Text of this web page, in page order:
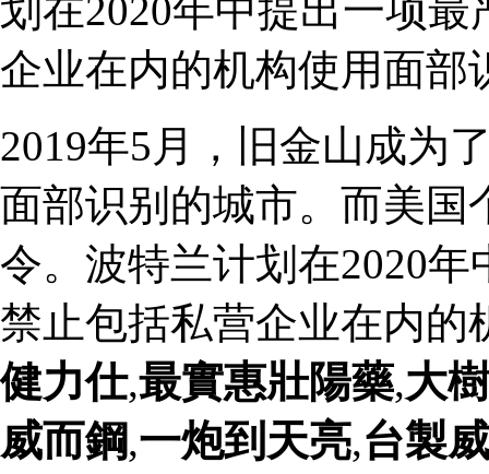
划在2020年中提出一项
企业在内的机构使用面部
2019年5月，旧金山成为
面部识别的城市。而美国
令。波特兰计划在2020
禁止包括私营企业在内
健力仕,最實惠壯陽藥,大
威而鋼,一炮到天亮,台製